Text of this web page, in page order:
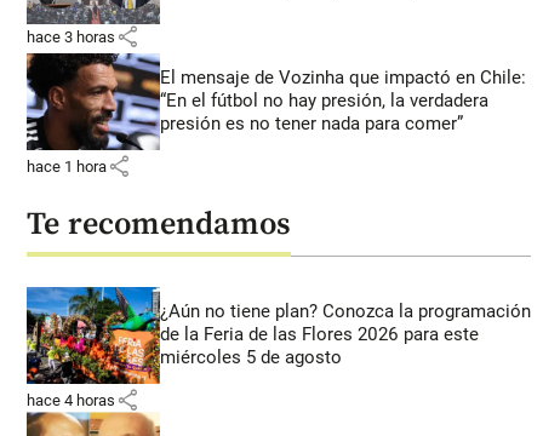
hace 3 horas share
El mensaje de Vozinha que impactó en Chile:
“En el fútbol no hay presión, la verdadera
presión es no tener nada para comer”
hace 1 hora share
Te recomendamos
¿Aún no tiene plan? Conozca la programación
de la Feria de las Flores 2026 para este
miércoles 5 de agosto
hace 4 horas share